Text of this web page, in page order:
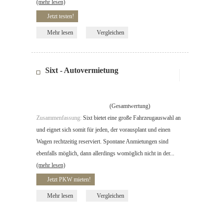
(mehr lesen)
Jetzt testen!
Mehr lesen Vergleichen
Sixt - Autovermietung
(Gesamtwertung)
Zusammenfassung: Sixt bietet eine große Fahrzeugauswahl an
und eignet sich somit für jeden, der vorausplant und einen
Wagen rechtzeitig reserviert. Spontane Anmietungen sind
ebenfalls möglich, dann allerdings womöglich nicht in der...
(mehr lesen)
Jetzt PKW mieten!
Mehr lesen Vergleichen